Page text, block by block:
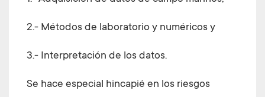
2.- Métodos de laboratorio y numéricos y
3.- Interpretación de los datos.
Se hace especial hincapié en los riesgos